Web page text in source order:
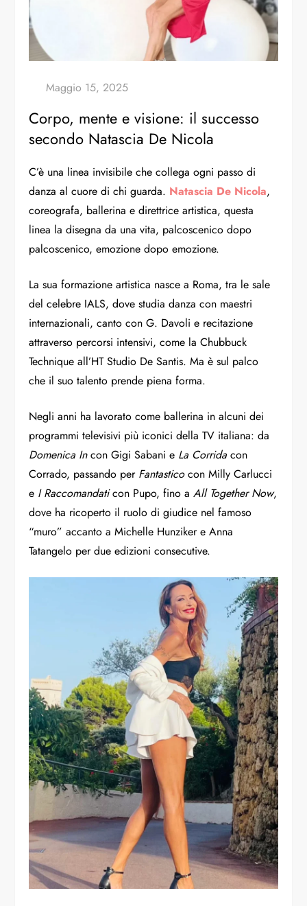
Corpo, mente e visione: il successo
secondo Natascia De Nicola
C’è una linea invisibile che collega ogni passo di
danza al cuore di chi guarda. Natascia De Nicola,
coreografa, ballerina e direttrice artistica, questa
linea la disegna da una vita, palcoscenico dopo
palcoscenico, emozione dopo emozione.
La sua formazione artistica nasce a Roma, tra le sale
del celebre IALS, dove studia danza con maestri
internazionali, canto con G. Davoli e recitazione
attraverso percorsi intensivi, come la Chubbuck
Technique all’HT Studio De Santis. Ma è sul palco
che il suo talento prende piena forma.
Negli anni ha lavorato come ballerina in alcuni dei
programmi televisivi più iconici della TV italiana: da
Domenica Incon Gigi Sabani e La Corrida con
Corrado, passando per Fantasticocon Milly Carlucci
e I Raccomandaticon Pupo, fino aAll Together Now,
dove ha ricoperto il ruolo di giudice nel famoso
“muro” accanto a Michelle Hunziker e Anna
Tatangelo per due edizioni consecutive.